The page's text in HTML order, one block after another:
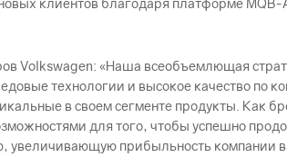
клиентов благодаря платформе MQB-
Volkswagen: «Наша всеобъемлющая
технологии и высокое качество по
в своем сегменте продукты.
для того, чтобы успешно
прибыльность компании в